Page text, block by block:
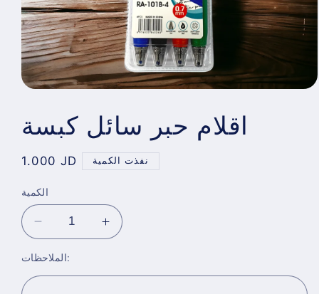
اقلام حبر سائل كبسة
Regular
1.000 JD نفذت الكمية
الكمية
Decrease
quantity
for
اقلام
Increase
quantity
اقلام
الملاحظات: